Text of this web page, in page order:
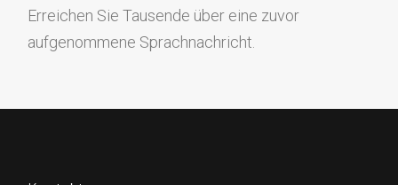
Erreichen Sie Tausende über eine zuvor
aufgenommene Sprachnachricht.